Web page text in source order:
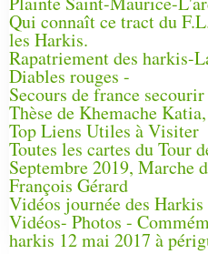
Qui connaît ce tract du
les Harkis.
Rapatriement des harkis-
Diables rouges -
Secours de france
Thèse de Khemache
Top Liens Utiles à Visiter
Toutes les cartes du Tour
Septembre 2019, Marche
François Gérard
Vidéos journée des
Vidéos- Photos -
harkis 12 mai 2017 à